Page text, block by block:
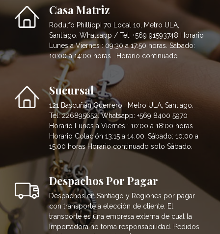
Casa Matriz
Rodulfo Phillippi 70 Local 10, Metro ULA,
Santiago. Whatsapp / Tel: +569 91593748 Horario
Lunes a Viernes : 09:30 a 17:50 horas. Sábado:
10:00 a 14:00 horas . Horario continuado.
Sucursal
121 Bascuñán Guerrero , Metro ULA, Santiago.
Tel: 226895652. Whatsapp: +569 8400 5970
Horario Lunes a Viernes : 10:00 a 18:00 horas.
Horario Colación 13:15 a 14:00. Sábado: 10:00 a
15:00 horas Horario continuado solo Sábado.
Despachos Por Pagar
Despachos en Santiago y Regiones por pagar
con transporte a elección de cliente. El
transporte es una empresa externa de cual la
Importadora no toma responsabilidad. Pedidos